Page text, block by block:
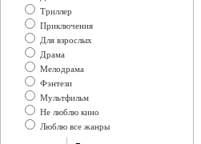
Триллер
Приключения
Для взрослых
Драма
Мелодрама
Фэнтези
Мультфильм
Не люблю кино
Люблю все жанры